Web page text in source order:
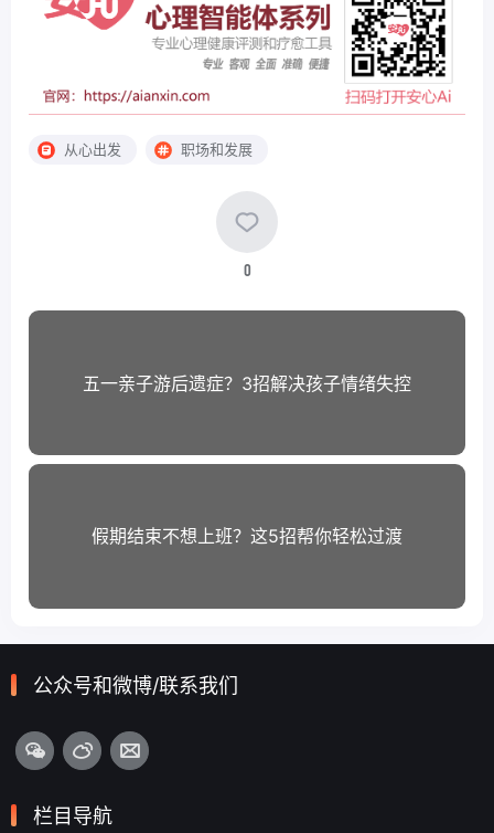
从心出发 职场和发展
0
五一亲子游后遗症？3招解决孩子情绪失控
假期结束不想上班？这5招帮你轻松过渡
公众号和微博/联系我们
栏目导航